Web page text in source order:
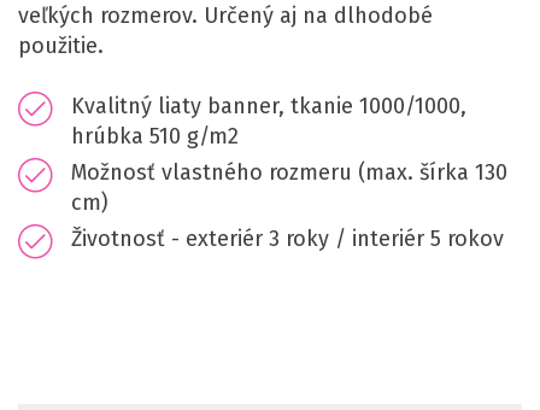
veľkých rozmerov. Určený aj na dlhodobé
použitie.
Kvalitný liaty banner, tkanie 1000/1000,
hrúbka 510 g/m2
Možnosť vlastného rozmeru (max. šírka 130
cm)
Životnosť - exteriér 3 roky / interiér 5 rokov